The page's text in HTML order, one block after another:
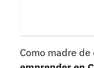
Como madre